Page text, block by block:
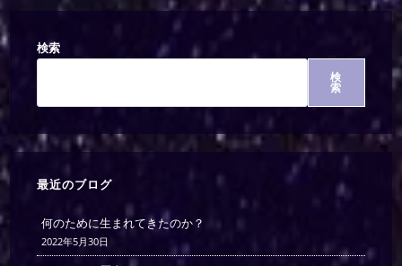
検索
検
索
最近のブログ
何のために生まれてきたのか？
2022年5月30日